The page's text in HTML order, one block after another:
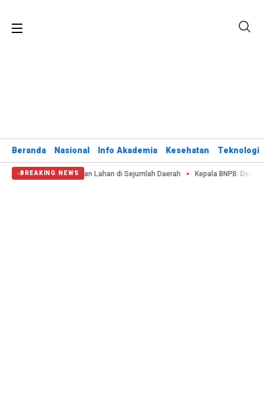
Beranda Nasional Info Akademia Kesehatan Teknologi
BREAKING NEWS
Air dan Kebakaran Lahan di Sejumlah Daerah Kepala BNPB: Destana